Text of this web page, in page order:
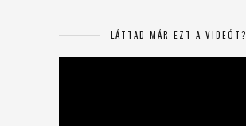
LÁTTAD MÁR EZT A VIDEÓT?